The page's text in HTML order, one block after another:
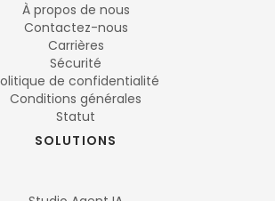
À propos de nous
Contactez-nous
Carrières
Sécurité
de confidentialité
Conditions générales
Statut
SOLUTIONS